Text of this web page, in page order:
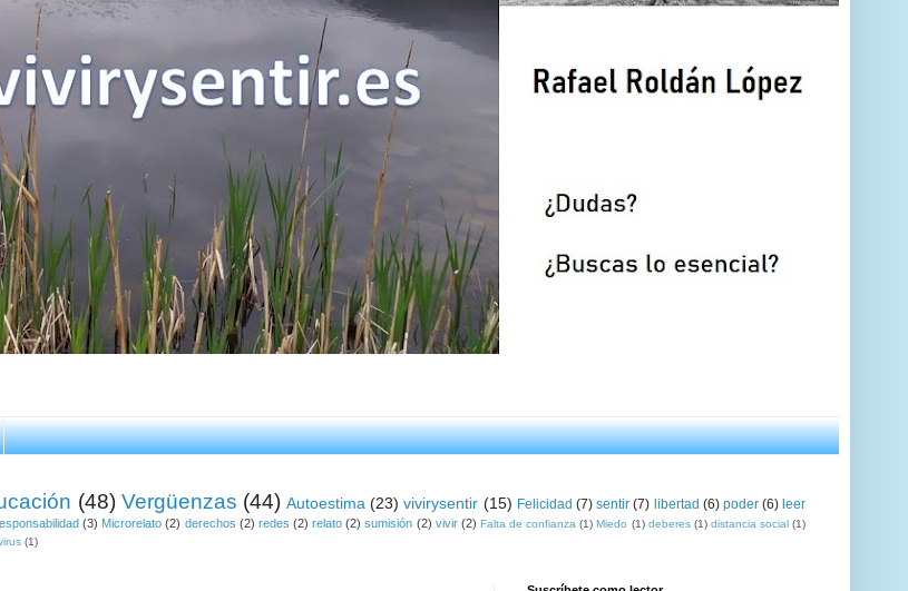
(48) Vergüenzas (44) Autoestima (23) vivirysentir (15) Felicidad (7) sentir (7) libertad (6) poder (6) leer
(3) Microrelato (2) derechos (2) redes (2) relato (2) sumisión (2) vivir (2) Falta de confianza (1) Miedo (1) deberes (1) distancia social (1)
(1)